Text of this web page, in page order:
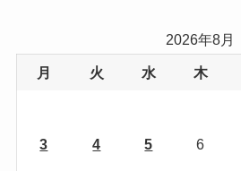
2026年8月
月 火 水 木
3 4 5 6